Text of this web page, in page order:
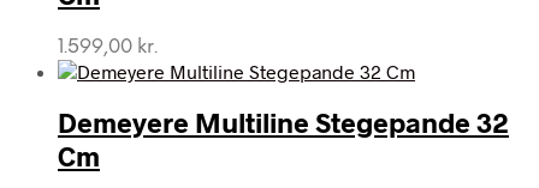
1.599,00 kr.
Demeyere Multiline Stegepande 32
Cm